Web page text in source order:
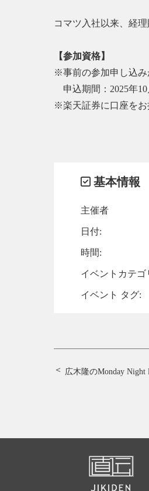
コマツ入社以来、経
【参加資格】
※事前の参加申し込み
申込期間：2025年
※楽天証券に口座をお
基本情報
主催者
日付:
時間:
イベントカテゴ
イベント タグ:
広木隆のMonday Night